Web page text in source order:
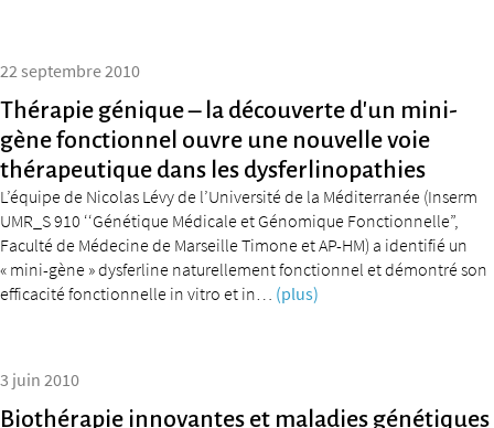
22 septembre 2010
Thérapie génique – la découverte d’un mini-
gène fonctionnel ouvre une nouvelle voie
thérapeutique dans les dysferlinopathies
L’équipe de Nicolas Lévy de l’Université de la Méditerranée (Inserm
UMR_S 910 ‘‘Génétique Médicale et Génomique Fonctionnelle”,
Faculté de Médecine de Marseille Timone et AP-HM) a identifié un
« mini-gène » dysferline naturellement fonctionnel et démontré son
efficacité fonctionnelle in vitro et in… (plus)
3 juin 2010
Biothérapie innovantes et maladies génétiques